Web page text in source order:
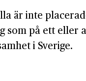
är inte
som på ett eller
i Sverige.